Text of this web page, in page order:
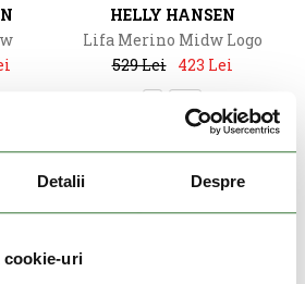
Detalii Despre
cookie-uri
HELLY HANSEN
Lifa Merino Midw Logo
529 Lei
423 Lei